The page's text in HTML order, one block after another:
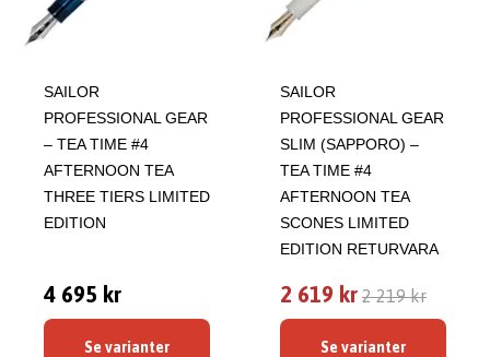
SAILOR
PROFESSIONAL GEAR
– TEA TIME #4
AFTERNOON TEA
THREE TIERS LIMITED
EDITION
4 695 kr
Se varianter
SAILOR
PROFESSIONAL GEAR
SLIM (SAPPORO) –
TEA TIME #4
AFTERNOON TEA
SCONES LIMITED
EDITION RETURVARA
2 619 kr 2 219 kr
Se varianter